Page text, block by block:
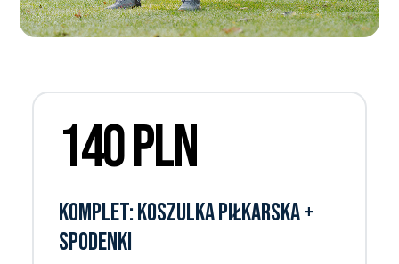
140 PLN
KOMPLET: KOSZULKA piłkarska +
SPODENKI